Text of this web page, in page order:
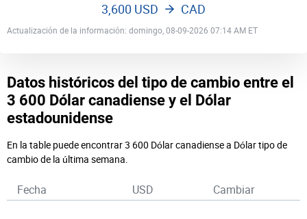
Actualización de la información: domingo, 08-09-2026 07:14 AM ET
3,600 USD CAD
Datos históricos del tipo de cambio entre el
3 600 Dólar canadiense y el Dólar
estadounidense
En la table puede encontrar 3 600 Dólar canadiense a Dólar tipo de
cambio de la última semana.
Fecha USD Cambiar